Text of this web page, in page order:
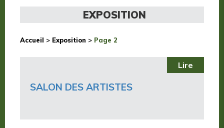
EXPOSITION
Accueil > Exposition > Page 2
Lire
SALON DES ARTISTES